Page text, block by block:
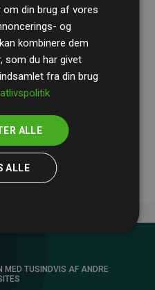
løbende vores
sikre gennemsigtighed
at vores investeringer i
CO₂-
MED TUSINDVIS AF ANDRE
om din brug af vores
og
kombinere dem
som du har givet
fra din brug
ALLE
ALLE